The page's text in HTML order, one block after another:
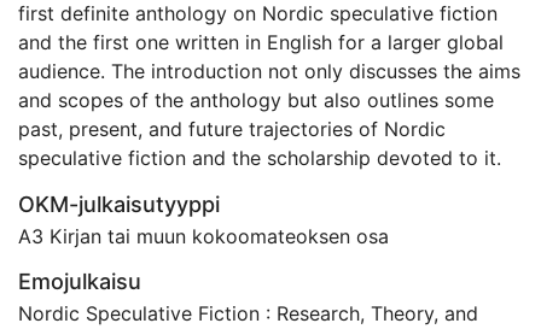
first definite anthology on Nordic speculative fiction
and the first one written in English for a larger global
audience. The introduction not only discusses the aims
and scopes of the anthology but also outlines some
past, present, and future trajectories of Nordic
speculative fiction and the scholarship devoted to it.
OKM-julkaisutyyppi
A3 Kirjan tai muun kokoomateoksen osa
Emojulkaisu
Nordic Speculative Fiction : Research, Theory, and